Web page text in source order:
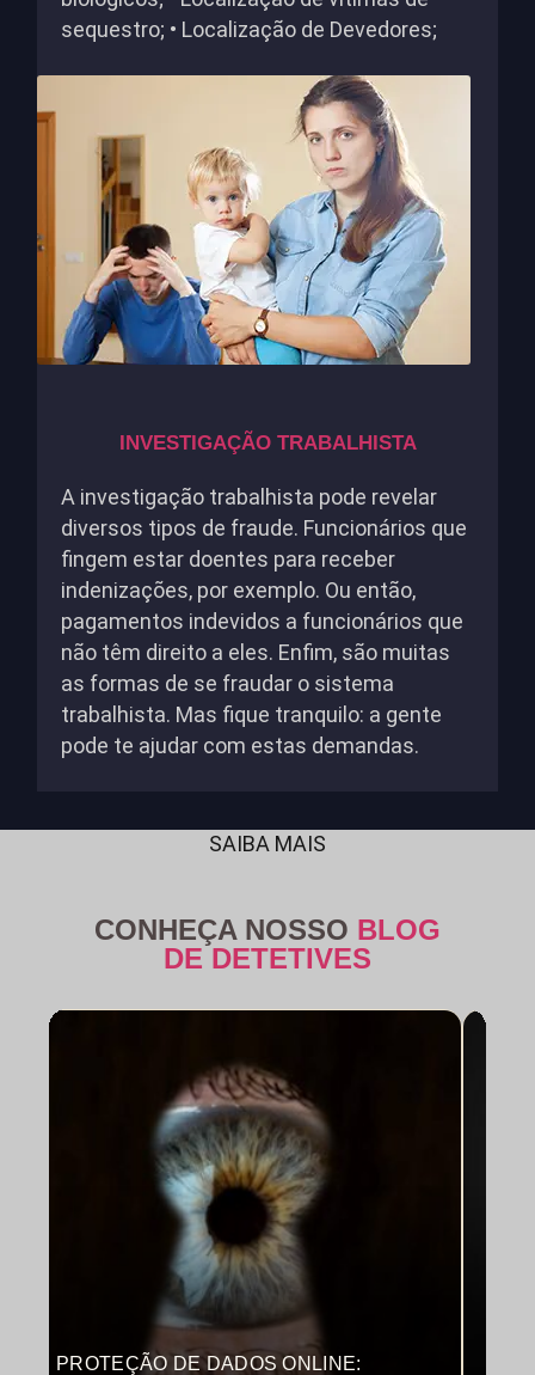
sequestro; • Localização de Devedores;
INVESTIGAÇÃO TRABALHISTA
A investigação trabalhista pode revelar
diversos tipos de fraude. Funcionários que
fingem estar doentes para receber
indenizações, por exemplo. Ou então,
pagamentos indevidos a funcionários que
não têm direito a eles. Enfim, são muitas
as formas de se fraudar o sistema
trabalhista. Mas fique tranquilo: a gente
pode te ajudar com estas demandas.
SAIBA MAIS
CONHEÇA NOSSO BLOG
DE DETETIVES
PROTEÇÃO DE DADOS ONLINE: